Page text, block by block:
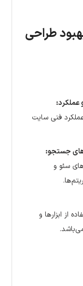
طراحی
فنی سایت
جستجو:
سئو و
از ابزارها و